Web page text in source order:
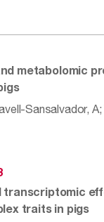
metabolomic
Sansalvador,
transcriptomic
traits in pigs